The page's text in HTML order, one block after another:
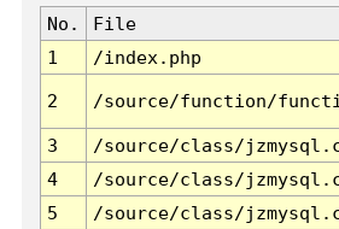
No. File
1
/index.php
2 /source/function/
3 /source/class/
4
/source/class/
5
/source/class/